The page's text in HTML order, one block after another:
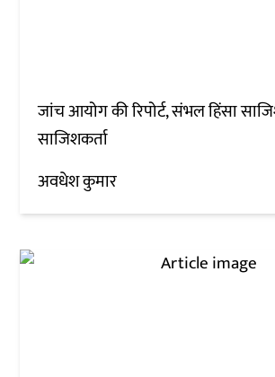
जांच आयोग की रिपोर्ट, संभल हिंसा
साजिशकर्ता
अवधेश कुमार